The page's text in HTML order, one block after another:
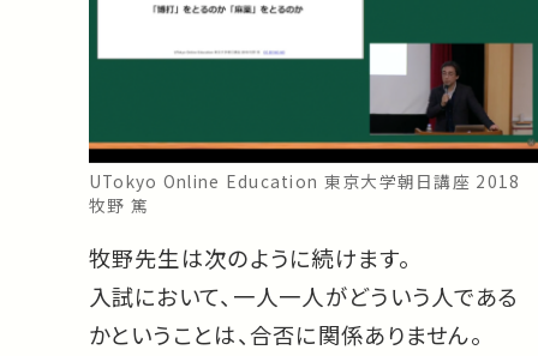
UTokyo Online Education 東京大学朝日講座 2018
牧野 篤
牧野先生は次のように続けます。
入試において、一人一人がどういう人である
かということは、合否に関係ありません。